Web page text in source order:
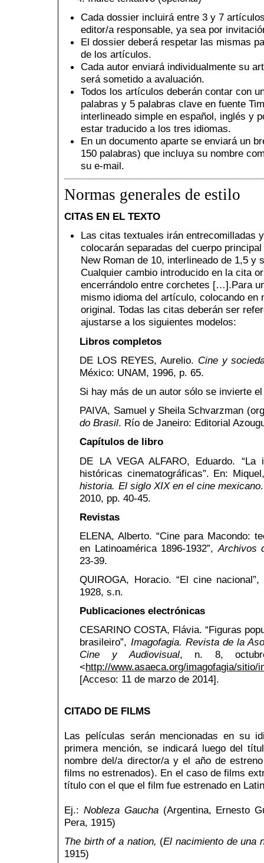
Cada dossier incluirá entre 3 y 7
editor/a responsable, ya sea por
El dossier deberá respetar las mismas
de los artículos.
Cada autor enviará individualmente su
será sometido a avaluación.
Todos los artículos deberán contar con
palabras y 5 palabras clave en fuente
interlineado simple en español, inglés y
estar traducido a los tres idiomas.
En un documento aparte se enviará un
150 palabras) que incluya su nombre
su e-mail.
Normas generales de estilo
CITAS EN EL TEXTO
Las citas textuales irán entrecomilladas
colocarán separadas del cuerpo
New Roman de 10, interlineado de 1,5 y
Cualquier cambio introducido en la cita
encerrándolo entre corchetes […].Para
mismo idioma del artículo, colocando en
original. Todas las citas deberán ser
ajustarse a los siguientes modelos:
Libros completos
DE LOS REYES, Aurelio. Cine y
México: UNAM, 1996, p. 65.
Si hay más de un autor sólo se invierte
PAIVA, Samuel y Sheila Schvarzman
do Brasil. Río de Janeiro: Editorial
Capítulos de libro
DE LA VEGA ALFARO, Eduardo. “La
históricas cinematográficas”. En:
historia. El siglo XIX en el cine mexicano
2010, pp. 40-45.
Revistas
ELENA, Alberto. “Cine para Macondo:
en Latinoamérica 1896-1932”, Archivos
23-39.
QUIROGA, Horacio. “El cine nacional”,
1928, s.n.
Publicaciones electrónicas
CESARINO COSTA, Flávia. “Figuras
brasileiro”, Imagofagia. Revista de la
Cine y Audiovisual, n. 8,
<http://www.asaeca.org/imagofagia/
[Acceso: 11 de marzo de 2014].
CITADO DE FILMS
Las películas serán mencionadas en su
primera mención, se indicará luego del
nombre del/a director/a y el año de
films no estrenados). En el caso de films
título con el que el film fue estrenado en
Ej.: Nobleza Gaucha(Argentina, Ernesto
Pera, 1915)
The birth of a nation, (El nacimiento de una
1915)